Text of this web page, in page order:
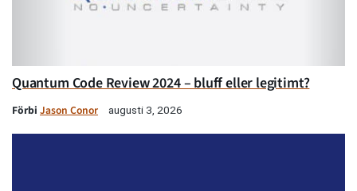
Quantum Code Review 2024 – bluff eller legitimt?
Förbi Jason Conor augusti 3, 2026